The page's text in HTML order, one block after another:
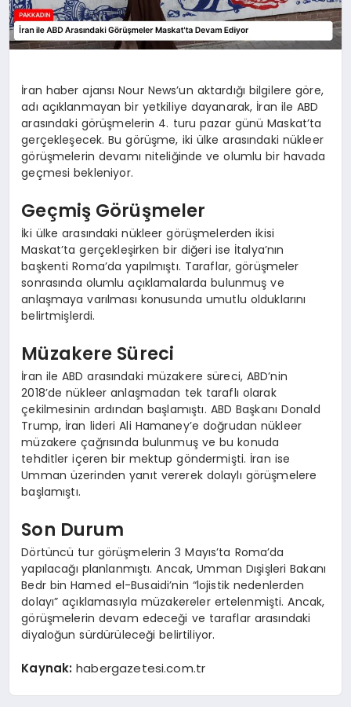
İran haber ajansı Nour News’un aktardığı bilgilere göre,
adı açıklanmayan bir yetkiliye dayanarak, İran ile ABD
arasındaki görüşmelerin 4. turu pazar günü Maskat’ta
gerçekleşecek. Bu görüşme, iki ülke arasındaki nükleer
görüşmelerin devamı niteliğinde ve olumlu bir havada
geçmesi bekleniyor.
Geçmiş Görüşmeler
İki ülke arasındaki nükleer görüşmelerden ikisi
Maskat’ta gerçekleşirken bir diğeri ise İtalya’nın
başkenti Roma’da yapılmıştı. Taraflar, görüşmeler
sonrasında olumlu açıklamalarda bulunmuş ve
anlaşmaya varılması konusunda umutlu olduklarını
belirtmişlerdi.
Müzakere Süreci
İran ile ABD arasındaki müzakere süreci, ABD’nin
2018’de nükleer anlaşmadan tek taraflı olarak
çekilmesinin ardından başlamıştı. ABD Başkanı Donald
Trump, İran lideri Ali Hamaney’e doğrudan nükleer
müzakere çağrısında bulunmuş ve bu konuda
tehditler içeren bir mektup göndermişti. İran ise
Umman üzerinden yanıt vererek dolaylı görüşmelere
başlamıştı.
Son Durum
Dörtüncü tur görüşmelerin 3 Mayıs’ta Roma’da
yapılacağı planlanmıştı. Ancak, Umman Dışişleri Bakanı
Bedr bin Hamed el-Busaidi’nin “lojistik nedenlerden
dolayı” açıklamasıyla müzakereler ertelenmişti. Ancak,
görüşmelerin devam edeceği ve taraflar arasındaki
diyaloğun sürdürüleceği belirtiliyor.
Kaynak: habergazetesi.com.tr